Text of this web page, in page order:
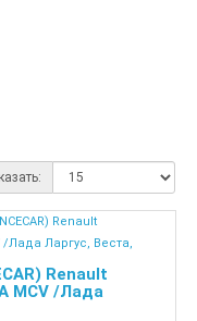
Renault
MCV /Лада